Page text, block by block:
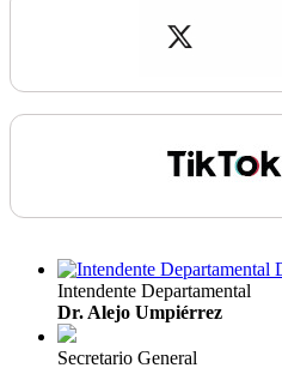
Intendente Departamental
Dr. Alejo Umpiérrez
Secretario General